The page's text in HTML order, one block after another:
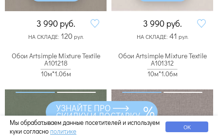
3 990 руб.
НА СКЛАДЕ: 120рул.
3 990 руб.
НА СКЛАДЕ: 41 рул.
Обои Artsimple Mixture Textile
A101218
10м*1.06м
Обои Artsimple Mixture Textile
A101312
10м*1.06м
Мы обрабатываем данные посетителей и используем
куки согласно политике ОК
УЗНАЙТЕ ПРО
СКИДКУ И ДОСТАВКУ